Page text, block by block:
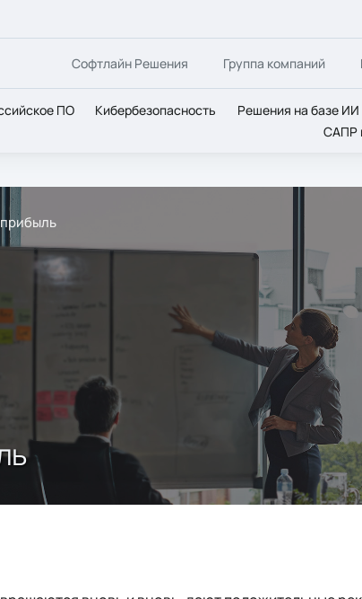
Софтлайн Решения Группа компаний
ПО Кибербезопасность Решения на базе ИИ
САПР